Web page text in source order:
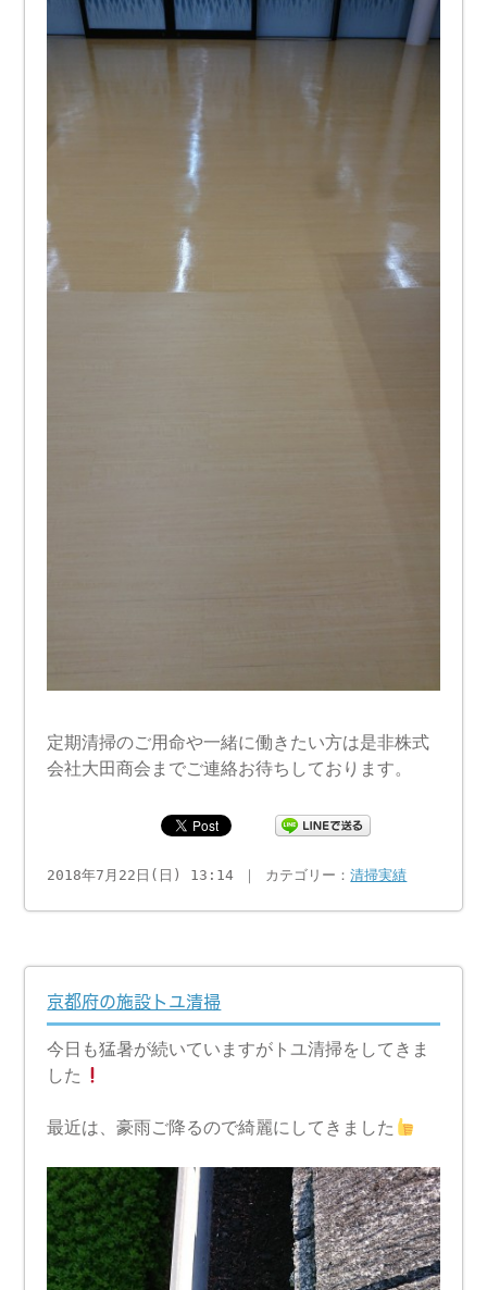
定期清掃のご用命や一緒に働きたい方は是非株式
会社大田商会までご連絡お待ちしております。
2018年7月22日(日) 13:14 ｜ カテゴリー：清掃実績
京都府の施設トユ清掃
今日も猛暑が続いていますがトユ清掃をしてきま
した
最近は、豪雨ご降るので綺麗にしてきました